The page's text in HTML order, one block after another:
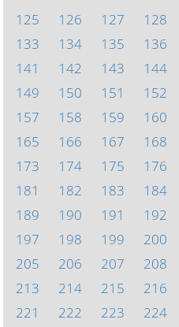
125
126 127 128
133
134 135 136
141
142 143 144
149
150 151 152
157
158 159 160
165
166 167 168
173
174 175 176
181
182 183 184
189
190 191 192
197
198 199 200
205
206 207 208
213
214 215 216
221
222 223 224